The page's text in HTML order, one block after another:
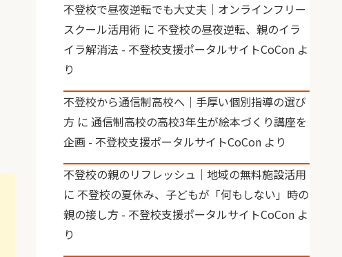
不登校で昼夜逆転でも大丈夫｜オンラインフリー
スクール活用術 に 不登校の昼夜逆転、親のイラ
イラ解消法 - 不登校支援ポータルサイトCoCon よ
り
不登校から通信制高校へ｜手厚い個別指導の選び
方 に通信制高校の高校3年生が絵本づくり講座を
企画 - 不登校支援ポータルサイトCoCon より
不登校の親のリフレッシュ｜地域の無料施設活用
に 不登校の夏休み、子どもが「何もしない」時の
親の接し方 - 不登校支援ポータルサイトCoCon よ
り